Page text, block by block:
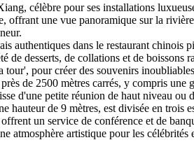
célèbre pour ses installations
offrant une vue panoramique sur la
authentiques dans le restaurant chinois
desserts, de collations et de
pour créer des souvenirs
de 2500 mètres carrés, y compris
d'une petite réunion de haut niveau
hauteur de 9 mètres, est divisée en
un service de conférence et de
artistique pour les